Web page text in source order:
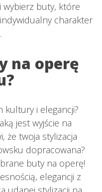
buty, które
charakter
na operę
kultury i elegancji?
jest wyjście na
że twoja stylizacja
dopracowana?
buty na operę!
elegancji z